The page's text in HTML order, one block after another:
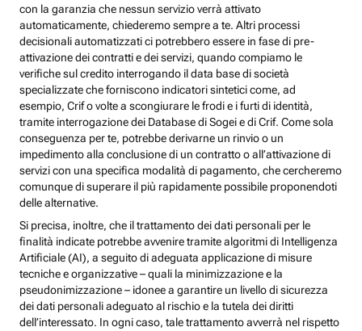
con la garanzia che nessun servizio verrà attivato
automaticamente, chiederemo sempre a te. Altri processi
decisionali automatizzati ci potrebbero essere in fase di pre-
attivazione dei contratti e dei servizi, quando compiamo le
verifiche sul credito interrogando il data base di società
specializzate che forniscono indicatori sintetici come, ad
esempio, Crif o volte a scongiurare le frodi e i furti di identità,
tramite interrogazione dei Database di Sogei e di Crif. Come sola
conseguenza per te, potrebbe derivarne un rinvio o un
impedimento alla conclusione di un contratto o all’attivazione di
servizi con una specifica modalità di pagamento, che cercheremo
comunque di superare il più rapidamente possibile proponendoti
delle alternative.
Si precisa, inoltre, che il trattamento dei dati personali per le
finalità indicate potrebbe avvenire tramite algoritmi di Intelligenza
Artificiale (AI), a seguito di adeguata applicazione di misure
tecniche e organizzative – quali la minimizzazione e la
pseudonimizzazione – idonee a garantire un livello di sicurezza
dei dati personali adeguato al rischio e la tutela dei diritti
dell’interessato. In ogni caso, tale trattamento avverrà nel rispetto